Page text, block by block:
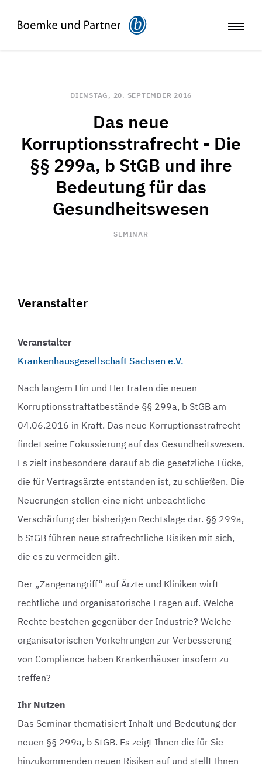
DIENSTAG, 20. SEPTEMBER 2016
Das neue
Korruptionsstrafrecht - Die
§§ 299a, b StGB und ihre
Bedeutung für das
Gesundheitswesen
SEMINAR
Veranstalter
Veranstalter
Krankenhausgesellschaft Sachsen e.V.
Nach langem Hin und Her traten die neuen
Korruptionsstraftatbestände §§ 299a, b StGB am
04.06.2016 in Kraft. Das neue Korruptionsstrafrecht
findet seine Fokussierung auf das Gesundheitswesen.
Es zielt insbesondere darauf ab die gesetzliche Lücke,
die für Vertragsärzte entstanden ist, zu schließen. Die
Neuerungen stellen eine nicht unbeachtliche
Verschärfung der bisherigen Rechtslage dar. §§ 299a,
b StGB führen neue strafrechtliche Risiken mit sich,
die es zu vermeiden gilt.
Der „Zangenangriff“ auf Ärzte und Kliniken wirft
rechtliche und organisatorische Fragen auf. Welche
Rechte bestehen gegenüber der Industrie? Welche
organisatorischen Vorkehrungen zur Verbesserung
von Compliance haben Krankenhäuser insofern zu
treffen?
Ihr Nutzen
Das Seminar thematisiert Inhalt und Bedeutung der
neuen §§ 299a, b StGB. Es zeigt Ihnen die für Sie
hinzukommenden neuen Risiken auf und stellt Ihnen